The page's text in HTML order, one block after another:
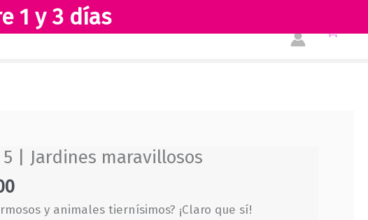
1 y 3 días
Tienda
5 | Jardines maravillosos
y animales tiernísimos? ¡Claro que sí!